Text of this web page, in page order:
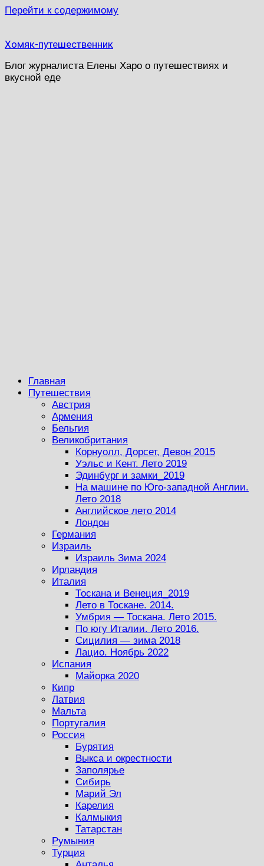
Перейти к содержимому
Хомяк-путешественник
Блог журналиста Елены Харо о путешествиях и
вкусной еде
Главная
Путешествия
Австрия
Армения
Бельгия
Великобритания
Корнуолл, Дорсет, Девон 2015
Уэльс и Кент. Лето 2019
Эдинбург и замки_2019
На машине по Юго-западной Англии.
Лето 2018
Английское лето 2014
Лондон
Германия
Израиль
Израиль Зима 2024
Ирландия
Италия
Тоскана и Венеция_2019
Лето в Тоскане. 2014.
Умбрия — Тоскана. Лето 2015.
По югу Италии. Лето 2016.
Сицилия — зима 2018
Лацио. Ноябрь 2022
Испания
Майорка 2020
Кипр
Латвия
Мальта
Португалия
Россия
Бурятия
Выкса и окрестности
Заполярье
Сибирь
Марий Эл
Карелия
Калмыкия
Татарстан
Румыния
Турция